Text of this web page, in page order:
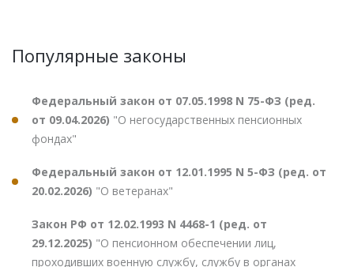
Популярные законы
Федеральный закон от 07.05.1998 N 75-ФЗ (ред.
от 09.04.2026) "О негосударственных пенсионных
фондах"
Федеральный закон от 12.01.1995 N 5-ФЗ (ред. от
20.02.2026) "О ветеранах"
Закон РФ от 12.02.1993 N 4468-1 (ред. от
29.12.2025) "О пенсионном обеспечении лиц,
проходивших военную службу, службу в органах